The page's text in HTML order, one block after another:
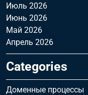
Июль 2026
Июнь 2026
Май 2026
Апрель 2026
Categories
Доменные процессы